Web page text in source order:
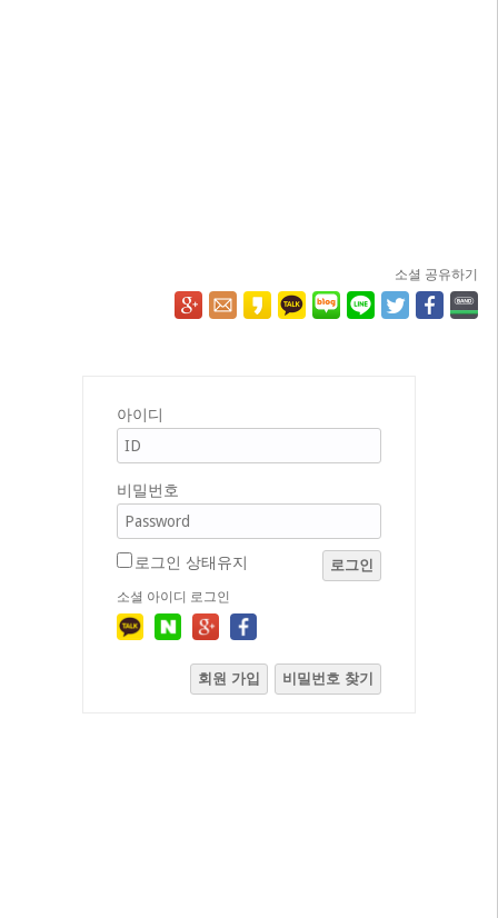
소셜 공유하기
아이디
비밀번호
로그인 상태유지 로그인
소셜 아이디 로그인
회원 가입 비밀번호 찾기